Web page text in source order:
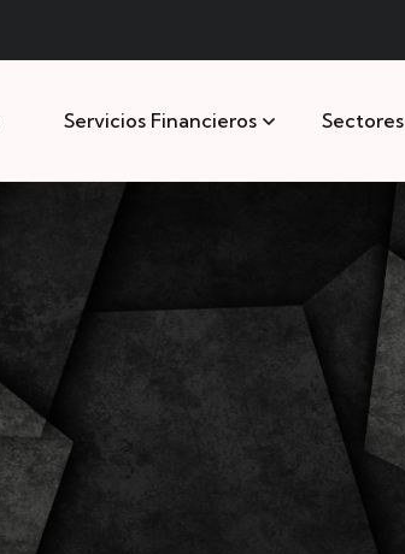
Servicios Financieros Sectores